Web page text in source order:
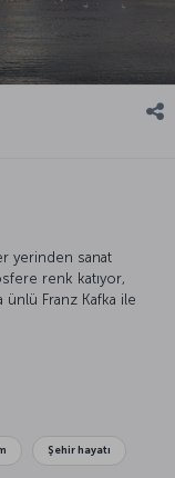
yerinden sanat
renk katıyor,
Franz Kafka ile
sokaklarında
tadabileceğiniz bir
bırakın Prag
Şehir hayatı